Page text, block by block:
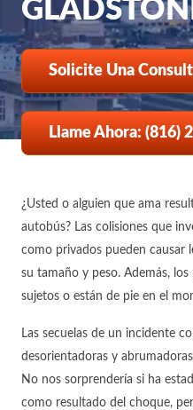
Solicite Una
Llame Ahora: (816)
¿Usted o alguien que ama
autobús? Las colisiones que
como privados pueden causar
su tamaño y peso. Además,
sujetos o están de pie en el
Las secuelas de un incidente
desorientadoras y
No nos sorprendería si ha
como resultado del choque,